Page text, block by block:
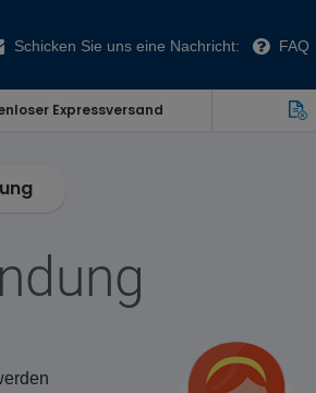
Schicken Sie uns eine Nachricht: FAQ
Expressversand